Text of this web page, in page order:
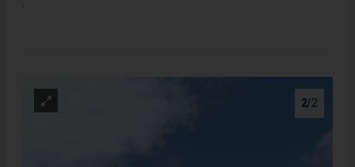
2/2